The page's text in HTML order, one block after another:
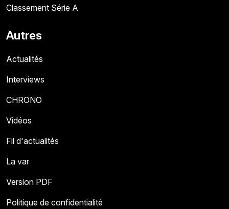
Classement Série A
Autres
Actualités
Interviews
CHRONO
Vidéos
Fil d'actualités
La var
Version PDF
Politique de confidentialité